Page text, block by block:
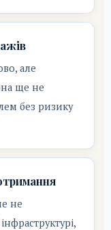
але
ще не
без ризику
не